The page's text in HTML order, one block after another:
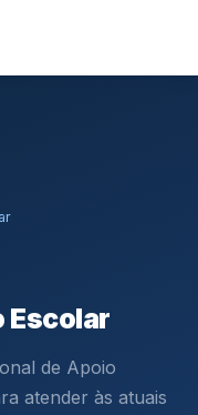
Escolar
de Apoio
atender às atuais